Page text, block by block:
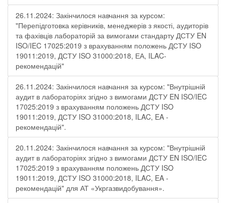
26.11.2024: Закінчилося навчання за курсом:
"Перепідготовка керівників, менеджерів з якості, аудиторів
та фахівців лабораторій за вимогами стандарту ДСТУ EN
ISO/IEC 17025:2019 з врахуванням положень ДСТУ ISO
19011:2019, ДСТУ ISO 31000:2018, ЕА, ILAC-
рекомендацій"
26.11.2024: Закінчилося навчання за курсом: "Внутрішній
аудит в лабораторіях згідно з вимогами ДСТУ EN ISO/IEC
17025:2019 з врахуванням положень ДСТУ ISO
19011:2019, ДСТУ ISO 31000:2018, ILAC, EA -
рекомендацій".
20.11.2024: Закінчилося навчання за курсом: "Внутрішній
аудит в лабораторіях згідно з вимогами ДСТУ EN ISO/IEC
17025:2019 з врахуванням положень ДСТУ ISO
19011:2019, ДСТУ ISO 31000:2018, ILAC, EA -
рекомендацій" для АТ «Укргазвидобування».